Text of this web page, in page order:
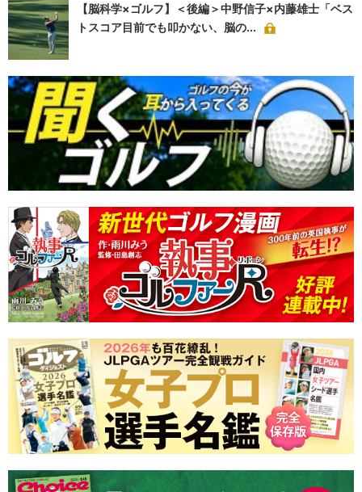
【脳科学×ゴルフ】＜後編＞中野信子×内藤雄士「ベス
トスコア目前でも叩かない、脳の...